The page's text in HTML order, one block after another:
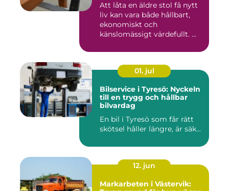
Att låta en äldre stol få nytt
liv kan vara både hållbart,
ekonomiskt och
känslomässigt värdefullt. ...
01. jul
Bilservice i Tyresö: Nyckeln
till en trygg och hållbar
bilvardag
En bil i Tyresö som får rätt
skötsel håller längre, är säk...
12. jun
Markarbeten i Västervik: